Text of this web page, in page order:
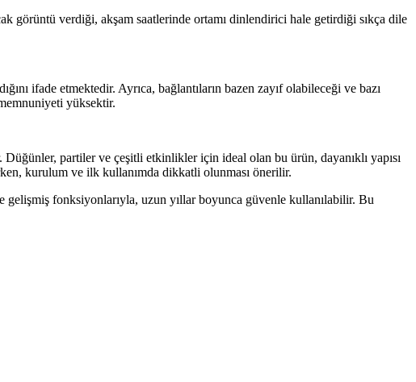
görüntü verdiği, akşam saatlerinde ortamı dinlendirici hale getirdiği sıkça dile
ifade etmektedir. Ayrıca, bağlantıların bazen zayıf olabileceği ve bazı
yüksektir.
partiler ve çeşitli etkinlikler için ideal olan bu ürün, dayanıklı yapısı
kurulum ve ilk kullanımda dikkatli olunması önerilir.
gelişmiş fonksiyonlarıyla, uzun yıllar boyunca güvenle kullanılabilir. Bu